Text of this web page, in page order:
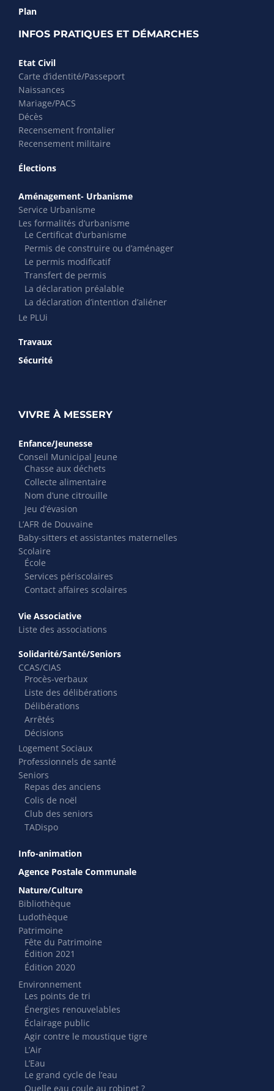
Plan
INFOS PRATIQUES ET DÉMARCHES
Etat Civil
Carte d’identité/Passeport
Naissances
Mariage/PACS
Décès
Recensement frontalier
Recensement militaire
Élections
Aménagement- Urbanisme
Service Urbanisme
Les formalités d’urbanisme
Le Certificat d’urbanisme
Permis de construire ou d’aménager
Le permis modificatif
Transfert de permis
La déclaration préalable
La déclaration d’intention d’aliéner
Le PLUi
Travaux
Sécurité
VIVRE À MESSERY
Enfance/Jeunesse
Conseil Municipal Jeune
Chasse aux déchets
Collecte alimentaire
Nom d’une citrouille
Jeu d’évasion
L’AFR de Douvaine
Baby-sitters et assistantes maternelles
Scolaire
École
Services périscolaires
Contact affaires scolaires
Vie Associative
Liste des associations
Solidarité/Santé/Seniors
CCAS/CIAS
Procès-verbaux
Liste des délibérations
Délibérations
Arrêtés
Décisions
Logement Sociaux
Professionnels de santé
Seniors
Repas des anciens
Colis de noël
Club des seniors
TADispo
Info-animation
Agence Postale Communale
Nature/Culture
Bibliothèque
Ludothèque
Patrimoine
Fête du Patrimoine
Édition 2021
Édition 2020
Environnement
Les points de tri
Énergies renouvelables
Éclairage public
Agir contre le moustique tigre
L’Air
L’Eau
Le grand cycle de l’eau
Quelle eau coule au robinet ?